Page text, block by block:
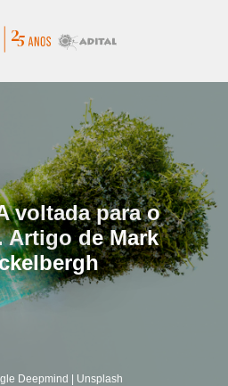
voltada para o
Artigo de Mark
Deepmind | Unsplash